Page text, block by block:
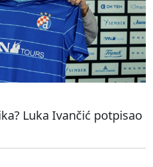
Luka Ivančić potpisao